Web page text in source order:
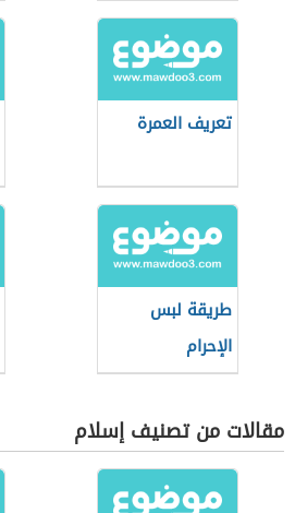
تعريف العمرة
طريقة لبس
الإحرام
مقالات من تصنيف إسلام